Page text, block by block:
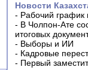
Новости
- Рабочий график
- В Чолпон-Ате
итоговых
- Выборы и ИИ
- Кадровые
- Первый